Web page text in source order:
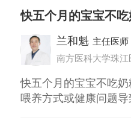
干燥，避免沾水。洗澡
加感染风险。若宝宝出
轻擦拭身体其他部位
小时后： 可正常洗澡
快五个月的宝宝不吃
兰和魁 主任医师
南方医科大学珠江
快五个月的宝宝不吃奶
喂养方式或健康问题